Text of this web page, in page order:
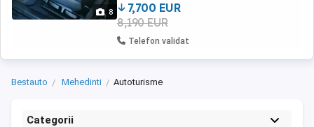
8
7,700 EUR
8,190 EUR
Telefon validat
Bestauto Mehedinti Autoturisme
Categorii